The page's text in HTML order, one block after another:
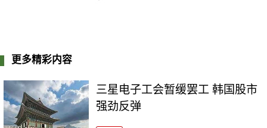
更多精彩内容
三星电子工会暂缓罢工 韩国股市
强劲反弹